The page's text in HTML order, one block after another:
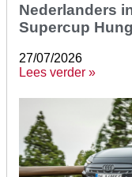
Nederlanders
Supercup
27/07/2026
Lees verder »